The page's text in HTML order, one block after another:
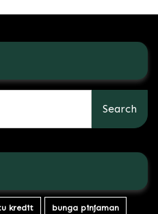
kredit bunga pinjaman